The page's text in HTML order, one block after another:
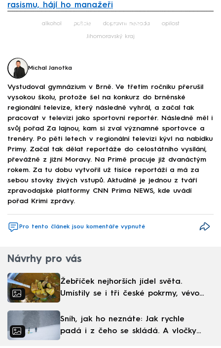
rasismu, hájí ho manažeři
Failed to fetch
alkohol policie dopravní nehoda opilost
Jihomoravský kraj
Michal Janotka
Vystudoval gymnázium v Brně. Ve třetím ročníku přerušil
vysokou školu, protože šel na konkurz do brněnské
regionální televize, který následně vyhrál, a začal tak
pracovat v televizi jako sportovní reportér. Následně měl i
svůj pořad Za lajnou, kam si zval významné sportovce a
trenéry. Po pěti letech v regionální televizi kývl na nabídku
Primy. Začal tak dělat reportáže do celostátního vysílání,
převážně z jižní Moravy. Na Primě pracuje již dvanáctým
rokem. Za tu dobu vytvořil už tisíce reportáží a má za
sebou stovky živých vstupů. Aktuálně je jednou z tváří
zpravodajské platformy CNN Prima NEWS, kde uvádí
pořad Krimi zprávy.
Pro tento článek jsou komentáře vypnuté
Návrhy pro vás
Žebříček nejhorších jídel světa.
Umístily se i tři české pokrmy, vévodí
Sníh, jak ho neznáte: Jak rychle
padá i z čeho se skládá. A vločky